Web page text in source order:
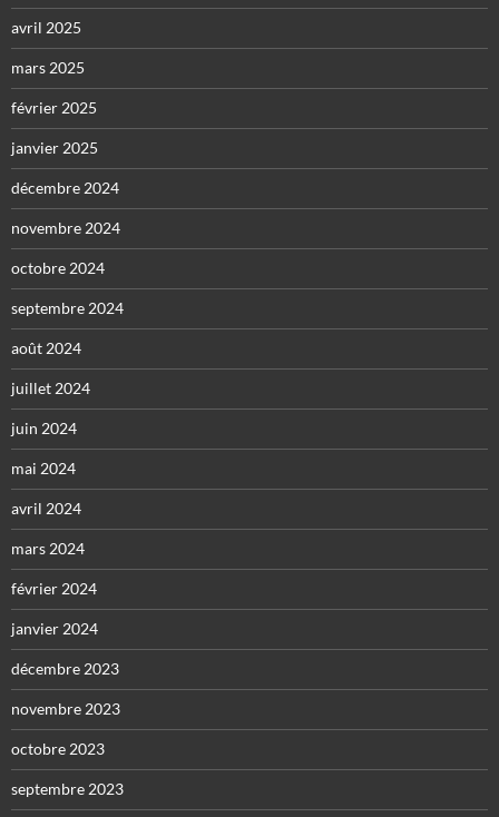
avril 2025
mars 2025
février 2025
janvier 2025
décembre 2024
novembre 2024
octobre 2024
septembre 2024
août 2024
juillet 2024
juin 2024
mai 2024
avril 2024
mars 2024
février 2024
janvier 2024
décembre 2023
novembre 2023
octobre 2023
septembre 2023